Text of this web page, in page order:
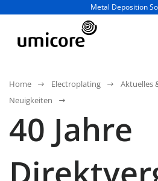
Geschäftsbereich /
Metal Deposition
Home Electroplating
Aktuelles
Neuigkeiten
40 Jahre